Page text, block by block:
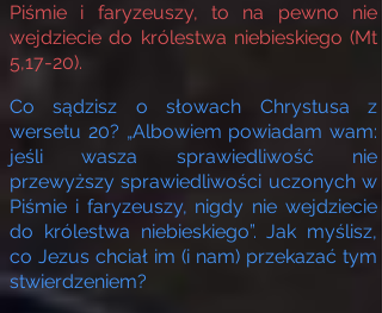
Piśmie i faryzeuszy, to na pewno nie
wejdziecie do królestwa niebieskiego (Mt
5,17-20).
Co sądzisz o słowach Chrystusa z
wersetu 20? „Albowiem powiadam wam:
jeśli wasza sprawiedliwość nie
przewyższy sprawiedliwości uczonych w
Piśmie i faryzeuszy, nigdy nie wejdziecie
do królestwa niebieskiego”. Jak myślisz,
co Jezus chciał im (i nam) przekazać tym
stwierdzeniem?